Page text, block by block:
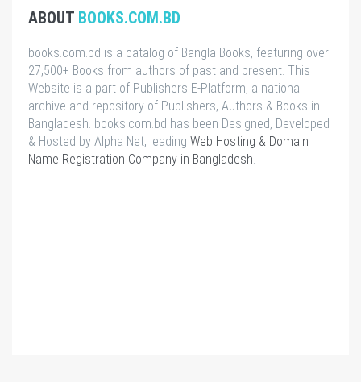
ABOUT BOOKS.COM.BD
books.com.bd is a catalog of Bangla Books, featuring over
27,500+ Books from authors of past and present. This
Website is a part of Publishers E-Platform, a national
archive and repository of Publishers, Authors & Books in
Bangladesh. books.com.bd has been Designed, Developed
& Hosted by Alpha Net, leading Web Hosting & Domain
Name Registration Company in Bangladesh